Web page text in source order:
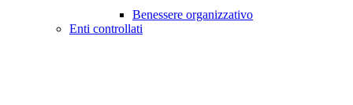
Benessere organizzativo
Enti controllati